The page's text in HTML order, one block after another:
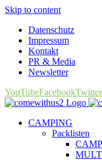
Skip to content
Datenschutz
Impressum
Kontakt
PR & Media
Newsletter
YouTubeFacebookTwitter
CAMPING
Packlisten